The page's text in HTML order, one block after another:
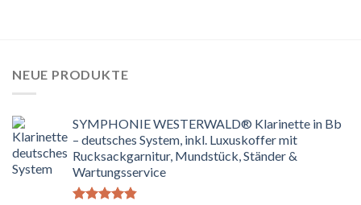
NEUE PRODUKTE
SYMPHONIE WESTERWALD® Klarinette in Bb
– deutsches System, inkl. Luxuskoffer mit
Rucksackgarnitur, Mundstück, Ständer &
Wartungsservice